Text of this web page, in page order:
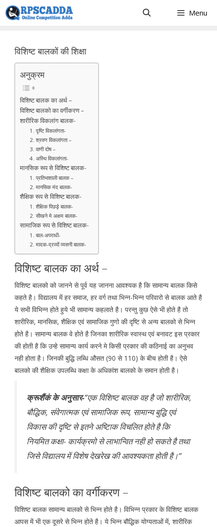
Skip
to
Menu
विशिष्ट बालकों की शिक्षा
अनुक्रम
विशिष्ट बालक का अर्थ –
विशिष्ट बालको का वर्गीकरण –
शारीरिक विकलांग बालक-
1. दृष्टि विकलांगता-
2. श्रवण विकलांगता –
3. वाणी दोष –
4. अस्थि विकलांगता-
मानसिक रूप से विशिष्ट बालक-
1. प्रतिभाशाली बालक –
2. मानसिक मंद बालक-
शैक्षिक रूप से विशिष्ट बालक-
1. शैक्षिक पिछड़े़ बालक-
2. सीखने मे अक्षम बालक-
सामाजिक रूप से विशिष्ट बालक-
1. बाल-अपराधी-
2. मादक-द्रव्यों व्यसनी बालक-
विशिष्ट बालक का अर्थ –
विशिष्ट बालको को जानने से पूर्व यह जानना आवश्यक है कि सामान्य बालक किसे
कहते है। विद्यालय में हर समाज, हर वर्ग तथा भिन्न-भिन्न परिवारो से बालक आते है
ये सभी विभिन्न होते हुये भी सामान्य कहलाते है। परन्तु कुछ ऐसे भी होते है तो
शारीरिक, मानसिक, शैक्षिक एवं सामाजिक गुणो की दृष्टि से अन्य बालको से भिन्न
होते है। सामान्य बालक वे होते है जिनका शारीरिक स्वास्थ एवं बनावट इस प्रकार
की होती है कि उन्हे सामान्य कार्य करने मे किसी प्रकार की कठिनाई का अनुभव
नही होता है। जिनकी बुद्धि लब्धि औसत (90 से 110) के बीच होती है। ऐसे
बालको की शैक्षिक उपलब्धि कक्षा के अधिकांश बालको के समान होती है।
क्रूशैंकं के अनुसार-”एक विशिष्ट बालक वह है जाे शारीरिक,
बौद्धिक, संवेगात्मक एवं सामाजिक रूप, सामान्य बुद्धि एवं
विकास की दृष्टि से इतने अष्टिाक विचलित होते है कि
नियमित कक्षा- कार्यक्रमो से लाभान्वित नही हो सकते है तथा
जिसे विद्यालय में विशेष देखरेख की आवश्यकता होती है।”
विशिष्ट बालको का वर्गीकरण –
विशिष्ट बालक सामान्य बालको से भिन्न होते है। विभिन्न प्रकार के विशिष्ट बालक
आपस में भी एक दूसरे से भिन्न होते है। ये भिन्न बौद्धिक योग्यताओं में, शारीरिक